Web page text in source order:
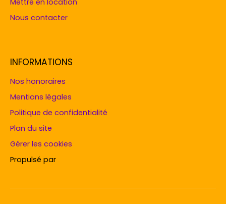
Mettre en location
Nous contacter
INFORMATIONS
Nos honoraires
Mentions légales
Politique de confidentialité
Plan du site
Gérer les cookies
Propulsé par